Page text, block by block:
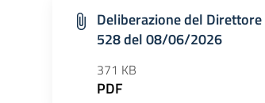
Deliberazione del Direttore
528 del 08/06/2026
371 KB
PDF